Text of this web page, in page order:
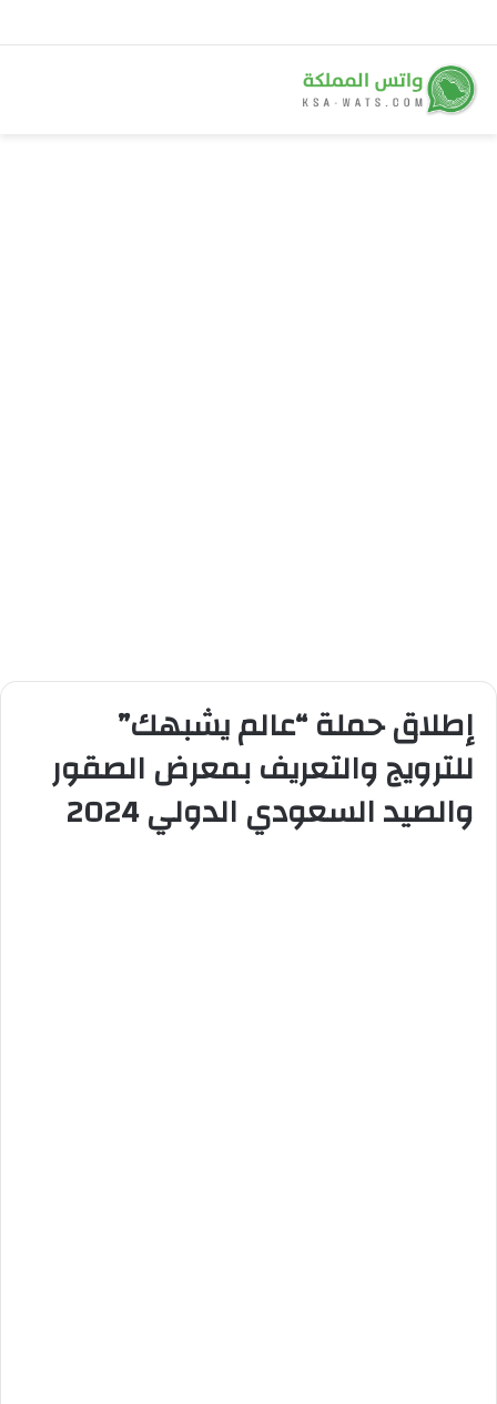
إطلاق حملة “عالم يشبهك”
للترويج والتعريف بمعرض الصقور
والصيد السعودي الدولي 2024